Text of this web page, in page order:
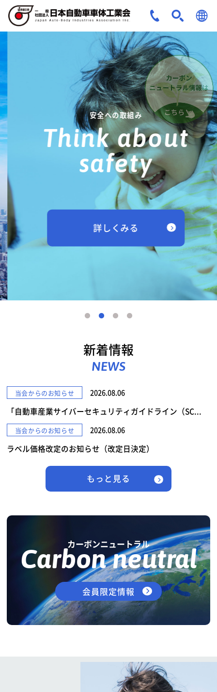
ENG
安全への取組み
Think about
safety
詳しくみる
新着情報
NEWS
当会からのお知らせ 2026.08.06
「自動車産業サイバーセキュリティガイドライン（SC...
当会からのお知らせ 2026.08.06
ラベル価格改定のお知らせ（改定日決定）
もっと見る
カーボンニュートラル
Carbon neutral
会員限定情報